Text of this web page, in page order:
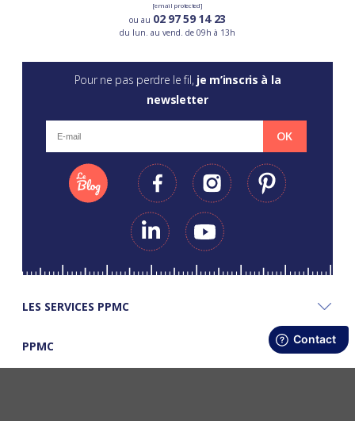
[email protected]
ou au 02 97 59 14 23
du lun. au vend. de 09h à 13h
Pour ne pas perdre le fil, je m’inscris à la
newsletter
OK
LES SERVICES PPMC
PPMC